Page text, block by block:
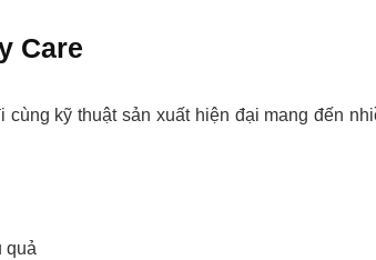
Care
kỹ thuật sản xuất hiện đại mang đến
quả